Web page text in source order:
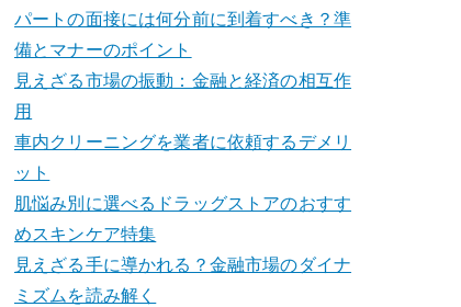
パートの面接には何分前に到着すべき？準
備とマナーのポイント
見えざる市場の振動：金融と経済の相互作
用
車内クリーニングを業者に依頼するデメリ
ット
肌悩み別に選べるドラッグストアのおすす
めスキンケア特集
見えざる手に導かれる？金融市場のダイナ
ミズムを読み解く